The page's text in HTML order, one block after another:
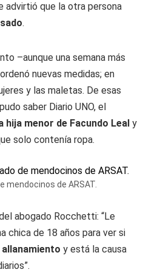
advirtió que la otra persona
.
–aunque una semana más
nuevas medidas; en
y las maletas. De esas
saber Diario UNO, el
menor de Facundo Leal y
solo contenía ropa.
mendocinos de ARSAT.
abogado Rocchetti: “Le
chica de 18 años para ver si
allanamiento y está la causa